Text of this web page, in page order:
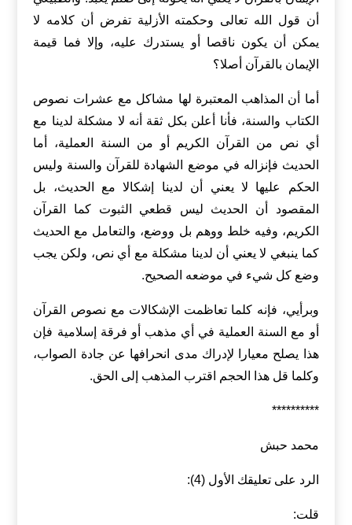
أن قول الله تعالى وحكمته الأزلية تفرض أن كلامه لا
يمكن أن يكون ناقصا أو يستدرك عليه، وإلا فما قيمة
الإيمان بالقرآن أصلا؟
أما أن المذاهب المعتبرة لها مشاكل مع عشرات نصوص
الكتاب والسنة، فأنا أعلن بكل ثقة أنه لا مشكلة لدينا مع
أي نص من القرآن الكريم أو من السنة العملية، أما
الحديث فإنزاله في موضع الشهادة للقرآن والسنة وليس
الحكم عليها لا يعني أن لدينا إشكالا مع الحديث، بل
المقصود أن الحديث ليس قطعي الثبوت كما القرآن
الكريم، وفيه خلط ووهم بل ووضع، والتعامل مع الحديث
كما ينبغي لا يعني أن لدينا مشكلة مع أي نص، ولكن يجب
وضع كل شيء في موضعه الصحيح.
وبرأيي، فإنه كلما تعاظمت الإشكالات مع نصوص القرآن
أو مع السنة العملية في أي مذهب أو فرقة إسلامية فإن
هذا يصلح معيارا لإدراك مدى انحرافها عن جادة الصواب،
وكلما قل هذا الحجم اقترب المذهب إلى الحق.
**********
محمد حبش
الرد على تعليقك الأول (4):
قلت: